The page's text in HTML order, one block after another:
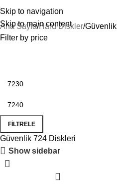
Skip to navigation
Skip to main content
Ana Sayfa Hard Diskler
Filter by price
FILTRELE
Güvenlik 724 Diskleri
Show sidebar